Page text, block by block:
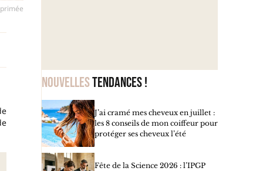
Nouvellestendances !
J’ai cramé mes cheveux en juillet :
les 8 conseils de mon coiffeur pour
protéger ses cheveux l’été
Fête de la Science 2026 : l’IPGP